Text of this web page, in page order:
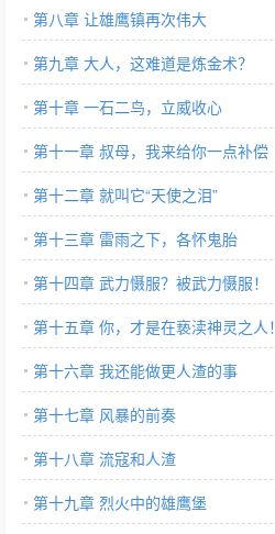
第八章 让雄鹰镇再次伟大
第九章 大人，这难道是炼金术？
第十章 一石二鸟，立威收心
第十一章 叔母，我来给你一点补偿
第十二章 就叫它“天使之泪”
第十三章 雷雨之下，各怀鬼胎
第十四章 武力慑服？被武力慑服！
第十五章 你，才是在亵渎神灵之人！
第十六章 我还能做更人渣的事
第十七章 风暴的前奏
第十八章 流寇和人渣
第十九章 烈火中的雄鹰堡